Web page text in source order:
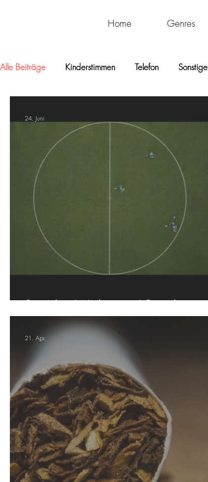
Home Genres
Alle Beiträge Kinderstimmen Telefon Sonstige
Sprecher Werbespot | Remitly
24. Juni
21. Apr.